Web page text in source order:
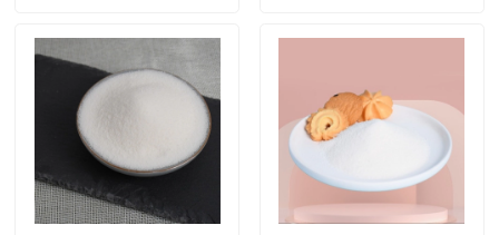
एक उद्धरण का अनुरोध करें
E471 खाद्य पायसीकारी
खाद्य ग्रेड पायसीकारी